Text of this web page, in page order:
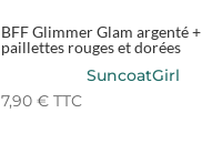
BFF Glimmer Glam argenté +
paillettes rouges et dorées
SuncoatGirl
7,90€ TTC